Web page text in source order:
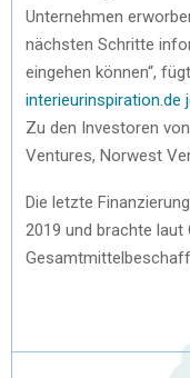
Unternehmen
nächsten Schritte
eingehen können“,
Zu den Investoren
Ventures, Norwest
Die letzte
2019 und brachte laut